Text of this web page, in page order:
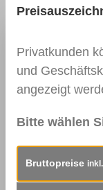
Monumentengrün
Privatkunden
und
angezeigt
Bitte wählen
Bruttopreise